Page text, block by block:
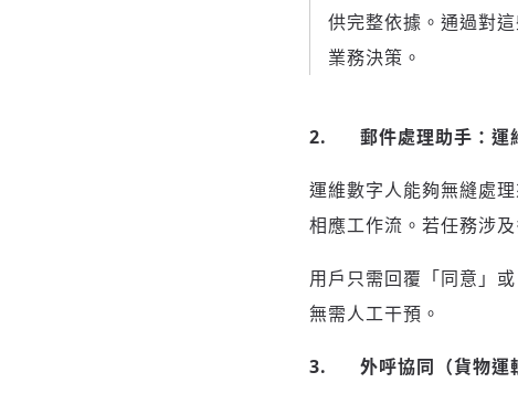
供完整依據。通過對
業務決策。
2. 郵件處理助手：運
運維數字人能夠無縫處
相應工作流。若任務涉
用戶只需回覆「同意」
無需人工干預。
3. 外呼協同（貨物運